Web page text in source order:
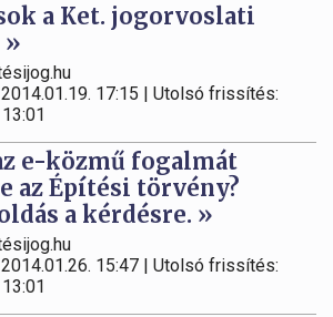
a Ket. jogorvoslati
»
17:15 | Utolsó frissítés:
e-közmű fogalmát
az Építési törvény?
a kérdésre. »
15:47 | Utolsó frissítés: